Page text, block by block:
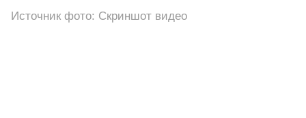
Источник фото: Скриншот видео